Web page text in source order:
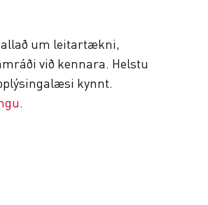
um leitartækni,
við kennara. Helstu
kynnt.
.